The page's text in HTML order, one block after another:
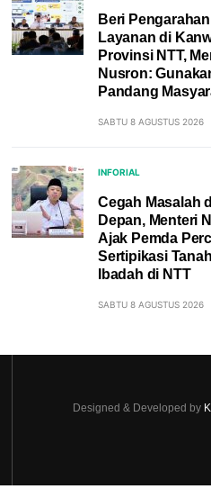
Beri Pengarahan
Layanan di
Provinsi NTT,
Nusron:
Pandang
SABTU 8 AGUSTUS 2026
INFORIAL
Cegah Masalah
Depan, Menteri
Ajak Pemda
Sertipikasi
Ibadah di NTT
SABTU 8 AGUSTUS 2026
Designed & Developed by